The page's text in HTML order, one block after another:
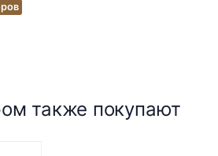
также покупают